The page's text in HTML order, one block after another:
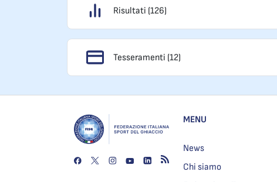
Risultati (126)
Tesseramenti (12)
MENU
News
Chi siamo